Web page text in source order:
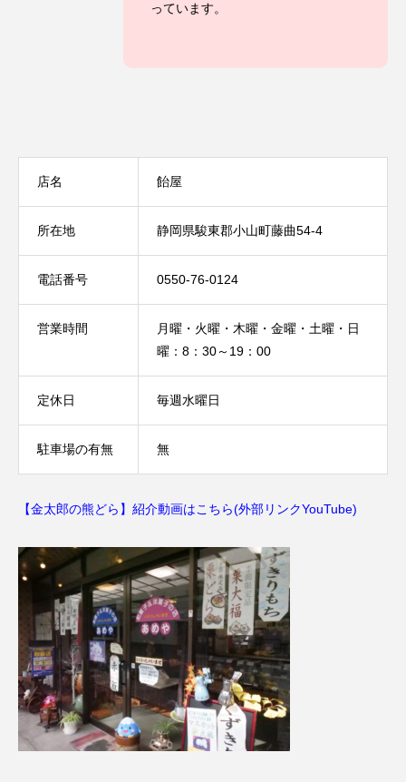
っています。
店名 飴屋
所在地 静岡県駿東郡小山町藤曲54-4
電話番号 0550-76-0124
営業時間
月曜・火曜・木曜・金曜・土曜・日
曜：8：30～19：00
定休日 毎週水曜日
駐車場の有無 無
【金太郎の熊どら】紹介動画はこちら(外部リンクYouTube)